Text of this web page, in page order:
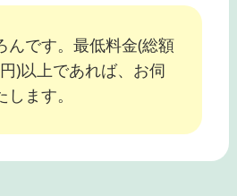
んです。最低料金(総額
)以上であれば、お伺
します。